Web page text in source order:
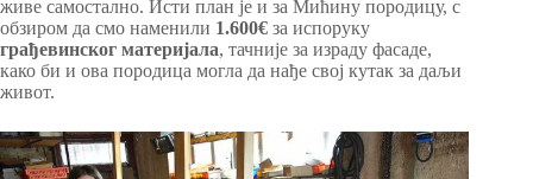
живе самостално. Исти план је и за Мићину породицу, с
обзиром да смо наменили 1.600€ за испоруку
грађевинског материјала, тачније за израду фасаде,
како би и ова породица могла да нађе свој кутак за даљи
живот.